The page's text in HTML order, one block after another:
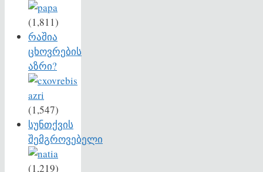
(1,811)
რაშია
ცხოვრების
აზრი?
(1,547)
სუნთქვის
შემგროვებელი
(1,219)